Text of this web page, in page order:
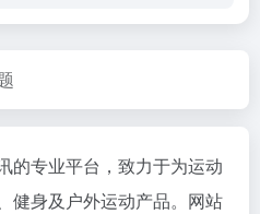
的专业平台，致力于为运动
健身及户外运动产品。网站